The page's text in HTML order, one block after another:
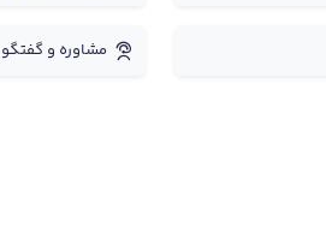
مشاوره و گفتگو